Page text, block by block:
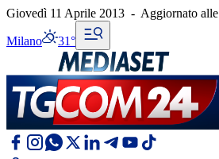
Giovedì 11 Aprile 2013 - Aggiornato alle
Milano 31°